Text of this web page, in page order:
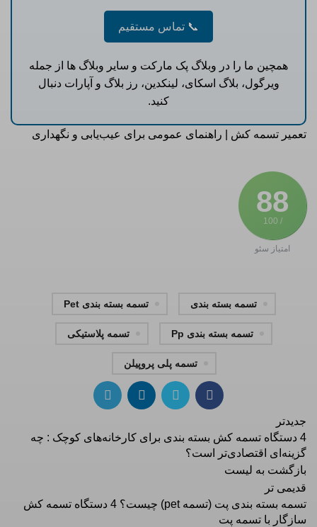
📞 تماس مستقیم
همچین ما را در وبلاگ پک مارکت و سایر وبلاگ ها از جمله
ویرگول، بلاگ اسکای، لینکدین، رز بلاگ و آپارات دنبال
کنید.
تعمیر تسمه کش | راهنمای عمومی برای عیب‌یابی و نگهداری
88
/ 100
امتیاز سئو
تسمه بسته بندی تسمه بسته بندی Pet
تسمه بسته بندی Pp تسمه پلاستیکی
تسمه پلی پروپیلن
جدیدتر
4 دستگاه تسمه کش بسته بندی برای کارخانه‌های کوچک : چه
گزینه‌ای اقتصادی‌تر است؟
بازگشت به لیست
قدیمی تر
تسمه‌ بسته بندی پت (تسمه pet) چیست؟ 4 دستگاه تسمه کش
سازگار با تسمه پت